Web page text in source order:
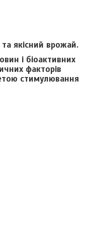
якісний врожай.
і біоактивних
факторів
стимулювання